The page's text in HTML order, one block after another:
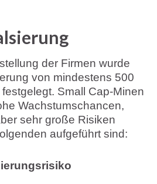
der Firmen wurde
von mindestens 500
Small Cap-Minen
Wachstumschancen,
sehr große Risiken
aufgeführt sind: